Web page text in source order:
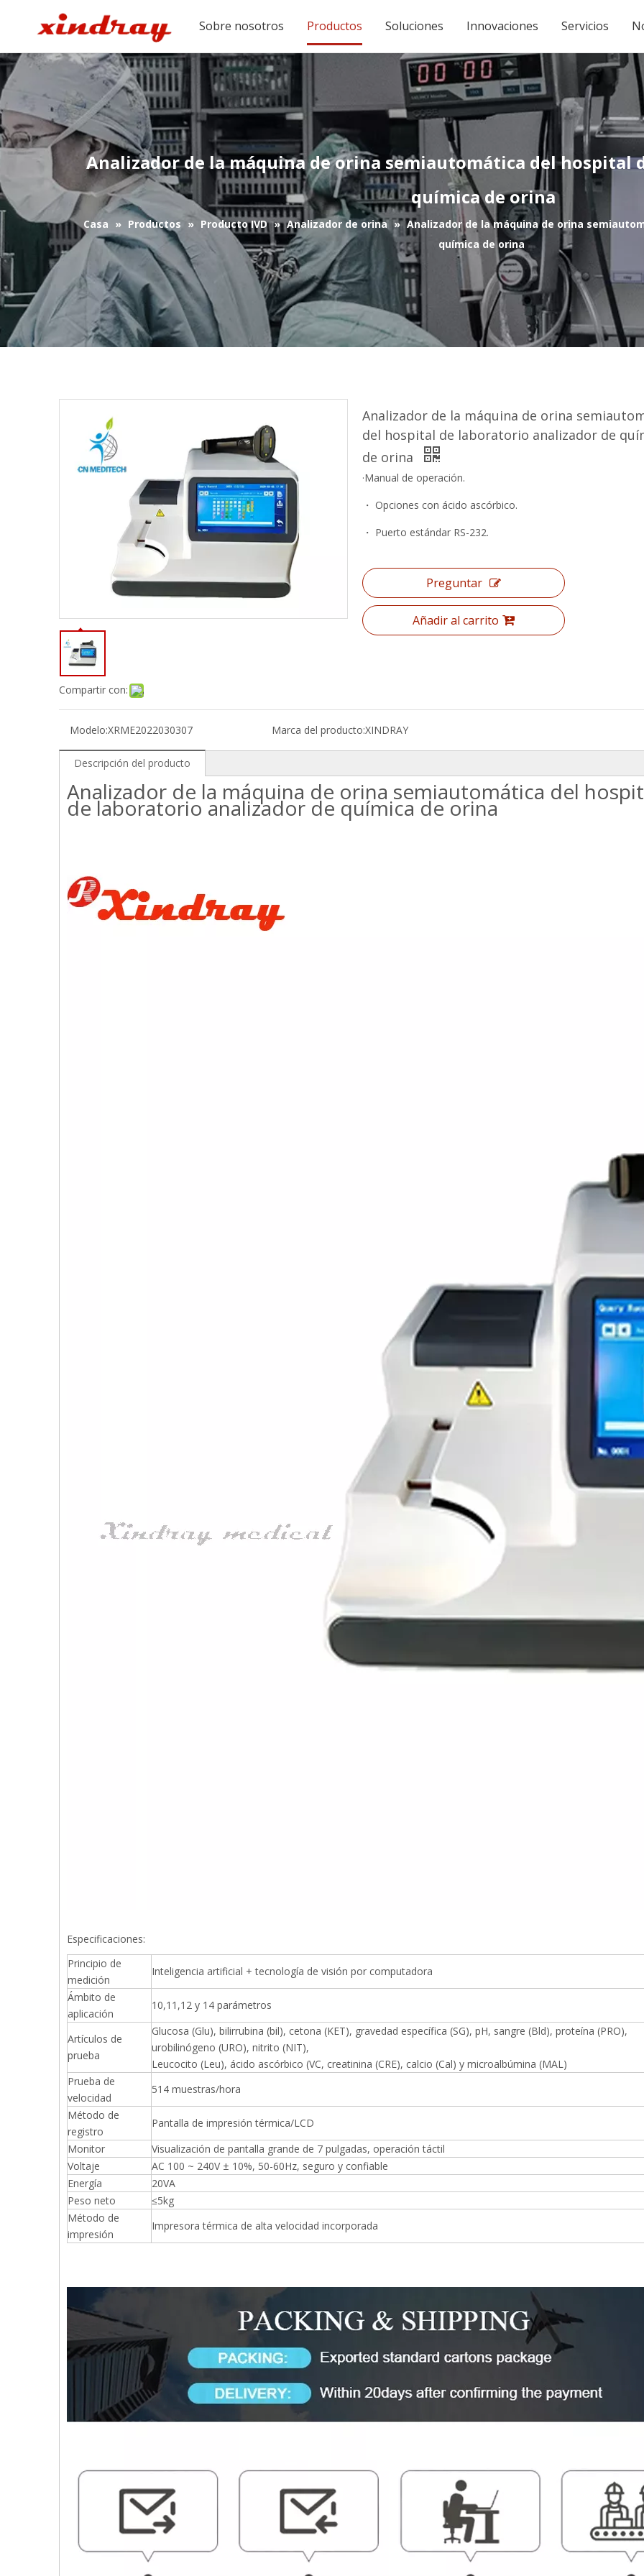
Sobre nosotros Productos Soluciones Innovaciones Servicios
Analizador de la máquina de orina semiautomática del hospital
química de orina
Casa » Productos » Producto IVD » Analizador de orina » Analizador de la máquina de orina
química de orina
Compartir con:
Analizador de la máquina de orina
del hospital de laboratorio analizador de
de orina
·Manual de operación.
・ Opciones con ácido ascórbico.
・ Puerto estándar RS-232.
Preguntar
Añadir al carrito
Modelo:XRME2022030307 Marca del producto:XINDRAY
Descripción del producto
Analizador de la máquina de orina semiautomática del
de laboratorio analizador de química de orina
Especificaciones:
Principio de
medición
Inteligencia artificial + tecnología de visión por computadora
Ámbito de
aplicación
10,11,12 y 14 parámetros
Artículos de
prueba
Glucosa (Glu), bilirrubina (bil), cetona (KET), gravedad específica (SG), pH, sangre (Bld), proteína (PRO),
urobilinógeno (URO), nitrito (NIT),
Leucocito (Leu), ácido ascórbico (VC, creatinina (CRE), calcio (Cal) y microalbúmina (MAL)
Prueba de
velocidad
514 muestras/hora
Método de
registro
Pantalla de impresión térmica/LCD
Monitor
Visualización de pantalla grande de 7 pulgadas, operación táctil
Voltaje
AC 100 ~ 240V ± 10%, 50-60Hz, seguro y confiable
Energía
20VA
Peso neto
≤5kg
Método de
impresión
Impresora térmica de alta velocidad incorporada